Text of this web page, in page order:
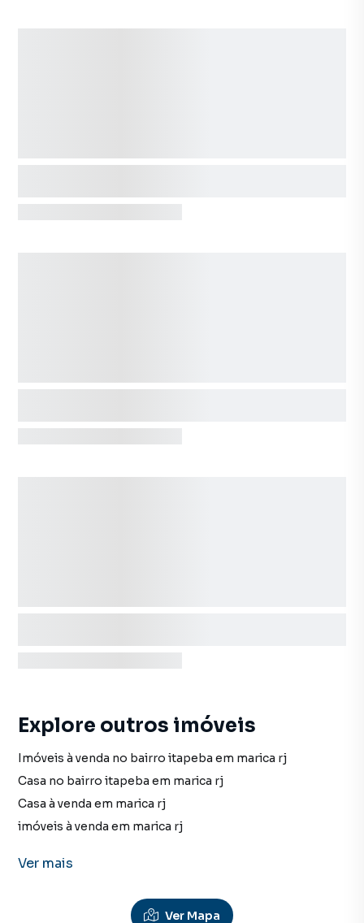
Explore outros imóveis
Imóveis à venda no bairro itapeba em marica rj
Casa no bairro itapeba em marica rj
Casa à venda em marica rj
imóveis à venda em marica rj
Terreno no bairro itapeba em marica rj
Terreno em marica rj
Ver mais
Ver Mapa